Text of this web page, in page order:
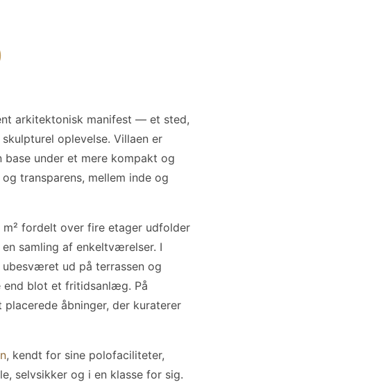
arkitektonisk manifest — et sted,
oplevelse. Villaen er
under et mere kompakt og
transparens, mellem inde og
m² fordelt over fire etager udfolder
samling af enkeltværelser. I
ud på terrassen og
blot et fritidsanlæg. På
åbninger, der kuraterer
, kendt for sine polofaciliteter,
selvsikker og i en klasse for sig.